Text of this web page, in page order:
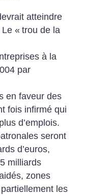
atteindre
« trou de la
à la
par
en faveur des
fois infirmé qui
d’emplois.
seront
d’euros,
milliards
zones
les